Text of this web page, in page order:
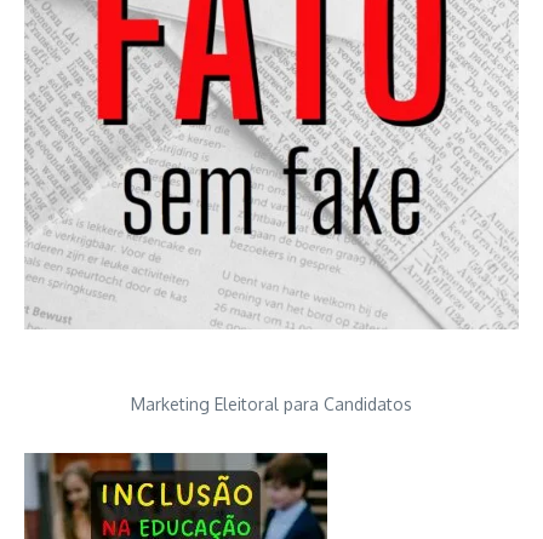
Marketing Eleitoral para Candidatos